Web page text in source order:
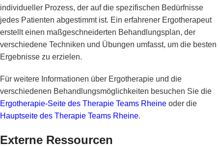
individueller Prozess, der auf die spezifischen Bedürfnisse
jedes Patienten abgestimmt ist. Ein erfahrener Ergotherapeut
erstellt einen maßgeschneiderten Behandlungsplan, der
verschiedene Techniken und Übungen umfasst, um die besten
Ergebnisse zu erzielen.
Für weitere Informationen über Ergotherapie und die
verschiedenen Behandlungsmöglichkeiten besuchen Sie die
Ergotherapie-Seite des Therapie Teams Rheine oder die
Hauptseite des Therapie Teams Rheine.
Externe Ressourcen